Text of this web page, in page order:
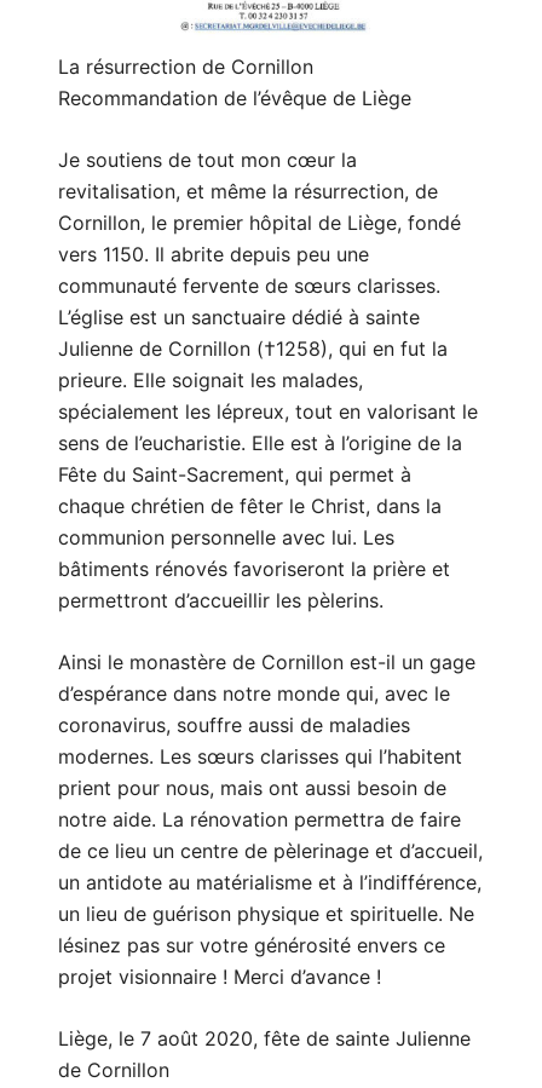
La résurrection de Cornillon
Recommandation de l’évêque de Liège
Je soutiens de tout mon cœur la
revitalisation, et même la résurrection, de
Cornillon, le premier hôpital de Liège, fondé
vers 1150. Il abrite depuis peu une
communauté fervente de sœurs clarisses.
L’église est un sanctuaire dédié à sainte
Julienne de Cornillon (†1258), qui en fut la
prieure. Elle soignait les malades,
spécialement les lépreux, tout en valorisant le
sens de l’eucharistie. Elle est à l’origine de la
Fête du Saint-Sacrement, qui permet à
chaque chrétien de fêter le Christ, dans la
communion personnelle avec lui. Les
bâtiments rénovés favoriseront la prière et
permettront d’accueillir les pèlerins.
Ainsi le monastère de Cornillon est-il un gage
d’espérance dans notre monde qui, avec le
coronavirus, souffre aussi de maladies
modernes. Les sœurs clarisses qui l’habitent
prient pour nous, mais ont aussi besoin de
notre aide. La rénovation permettra de faire
de ce lieu un centre de pèlerinage et d’accueil,
un antidote au matérialisme et à l’indifférence,
un lieu de guérison physique et spirituelle. Ne
lésinez pas sur votre générosité envers ce
projet visionnaire ! Merci d’avance !
Liège, le 7 août 2020, fête de sainte Julienne
de Cornillon